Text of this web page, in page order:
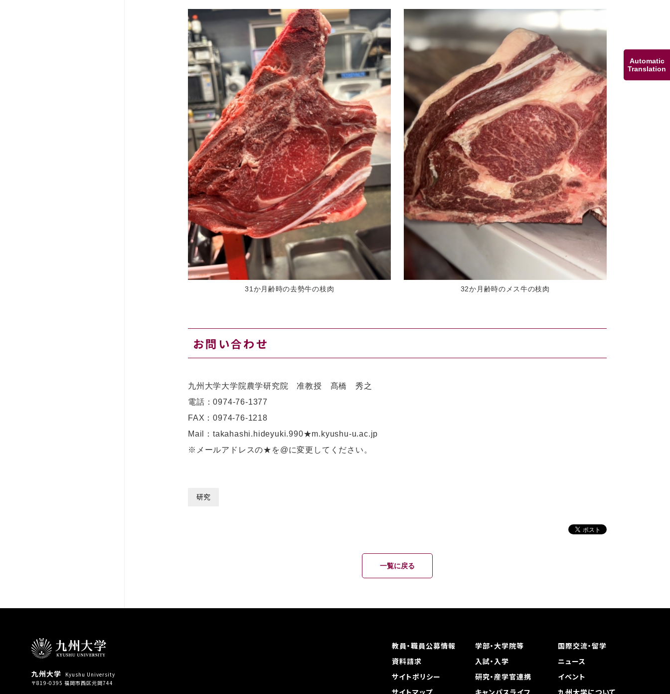
Automatic
Translation
31か月齢時の去勢牛の枝肉 32か月齢時のメス牛の枝肉
お問い合わせ
九州大学大学院農学研究院 准教授 髙橋 秀之
電話：0974-76-1377
FAX：0974-76-1218
Mail：takahashi.hideyuki.990★m.kyushu-u.ac.jp
※メールアドレスの★を@に変更してください。
研究
一覧に戻る
九州大学
Kyushu University
〒819-0395 福岡市西区元岡744
教員・職員公募情報 学部・大学院等
国際交流・留学
資料請求
入試・入学
ニュース
サイトポリシー
研究・産学官連携
イベント